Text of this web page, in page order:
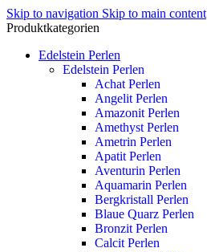
Skip to navigation Skip to main content
Produktkategorien
Edelstein Perlen
Edelstein Perlen
Achat Perlen
Angelit Perlen
Amazonit Perlen
Amethyst Perlen
Ametrin Perlen
Apatit Perlen
Aventurin Perlen
Aquamarin Perlen
Bergkristall Perlen
Blaue Quarz Perlen
Bronzit Perlen
Calcit Perlen